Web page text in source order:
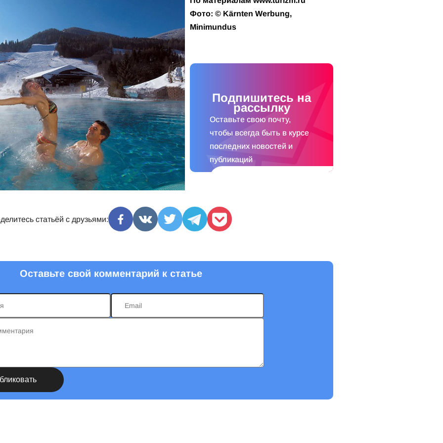
Фото: © Kärnten Werbung,
Minimundus
Подпишитесь на
рассылку
Оставьте свою почту,
чтобы всегда быть в курсе
последних новостей и
публикаций
статьёй с друзьями:
Оставьте свой комментарий к статье